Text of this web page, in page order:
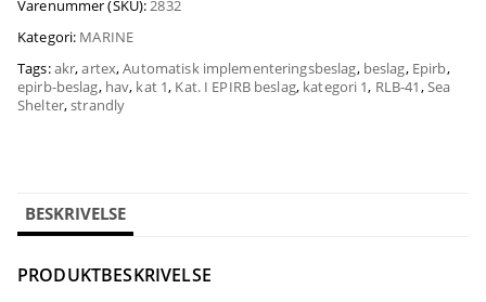
EPIRB
beslag
mængde
Varenummer (SKU):2832
Kategori: MARINE
Tags:akr,artex,Automatisk implementeringsbeslag, beslag, Epirb,
epirb-beslag, hav, kat 1, Kat. I EPIRB beslag, kategori 1, RLB-41,Sea
Shelter,strandly
BESKRIVELSE
PRODUKTBESKRIVELSE